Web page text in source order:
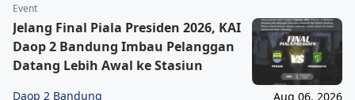
Event
Jelang Final Piala Presiden 2026, KAI
Daop 2 Bandung Imbau Pelanggan
Datang Lebih Awal ke Stasiun
Daop 2 Bandung Aug 06, 2026